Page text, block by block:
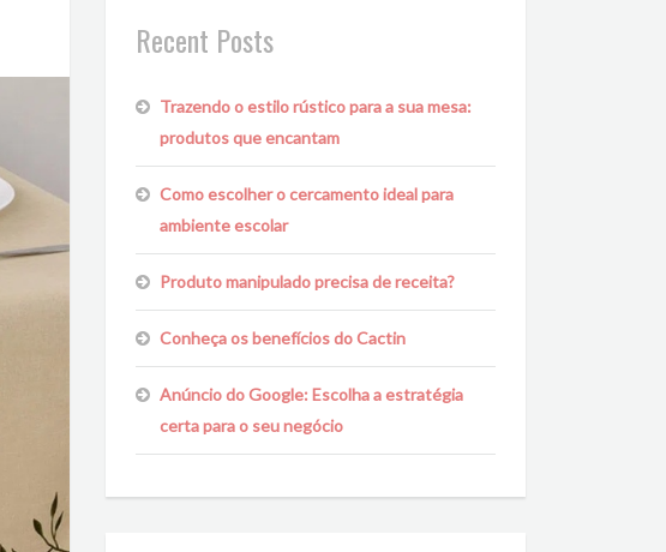
Recent Posts
Trazendo o estilo rústico para a sua mesa:
produtos que encantam
Como escolher o cercamento ideal para
ambiente escolar
Produto manipulado precisa de receita?
Conheça os benefícios do Cactin
Anúncio do Google: Escolha a estratégia
certa para o seu negócio